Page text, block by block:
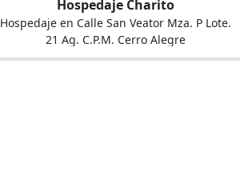
Hospedaje Charito
Hospedaje en Calle San Veator Mza. P Lote.
21 Ag. C.P.M. Cerro Alegre